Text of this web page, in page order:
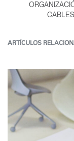
CABLES
ARTÍCULOS